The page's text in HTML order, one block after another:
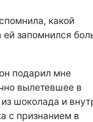
какой
запомнился
подарил мне
вылетевшее в
шоколада и
с признанием в